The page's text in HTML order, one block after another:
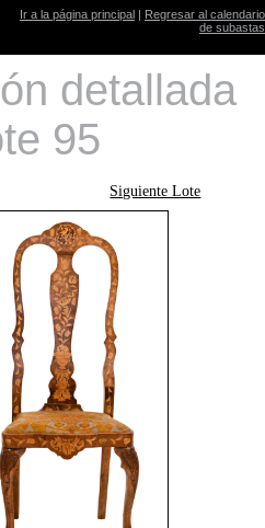
Ir a la página principal | Regresar al calendario
de subastas
detallada
95
Siguiente Lote